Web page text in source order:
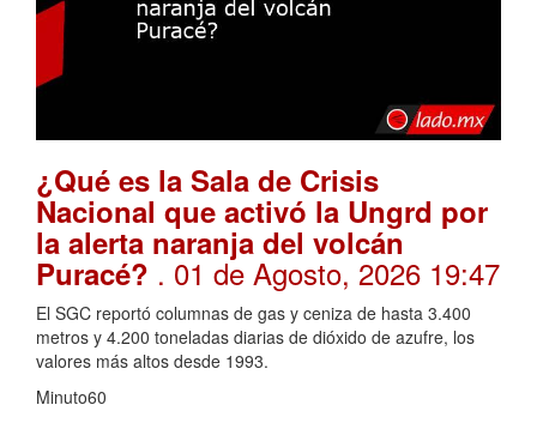
¿Qué es la Sala de Crisis
Nacional que activó la Ungrd por
la alerta naranja del volcán
Puracé? . 01 de Agosto, 2026 19:47
El SGC reportó columnas de gas y ceniza de hasta 3.400
metros y 4.200 toneladas diarias de dióxido de azufre, los
valores más altos desde 1993.
Minuto60